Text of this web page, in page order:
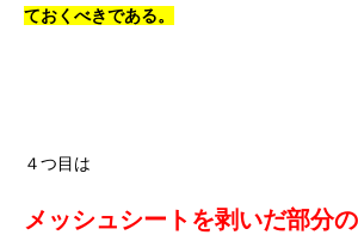
ておくべきである。
４つ目は
メッシュシートを剥いだ部分